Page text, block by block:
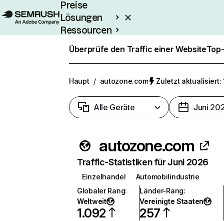
Preise
Lösungen
Ressourcen
Enterprise
Überprüfe den Traffic einer Website
Haupt / autozone.com Zuletzt aktualisiert:
Alle Geräte Juni
autozone.com
Traffic-Statistiken für Juni 2026
Einzelhandel
Automobilindustrie
Globaler Rang:
Weltweit
1.092
Länder-Rang:
Vereinigte Staaten
257